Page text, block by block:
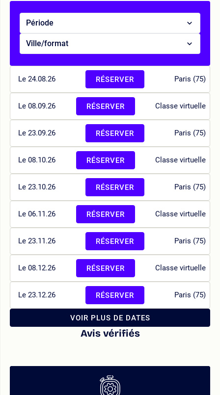
Période
Ville/format
Le 24.08.26 Paris (75)
RÉSERVER
Le 08.09.26 Classe virtuelle
RÉSERVER
Le 23.09.26 Paris (75)
RÉSERVER
Le 08.10.26 Classe virtuelle
RÉSERVER
Le 23.10.26 Paris (75)
RÉSERVER
Le 06.11.26 Classe virtuelle
RÉSERVER
Le 23.11.26 Paris (75)
RÉSERVER
Le 08.12.26 Classe virtuelle
RÉSERVER
Le 23.12.26 Paris (75)
RÉSERVER
VOIR PLUS DE DATES
Avis vérifiés